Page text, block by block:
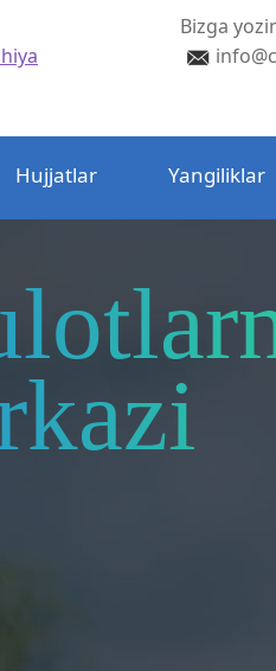
Bizga
Hujjatlar Yangiliklar